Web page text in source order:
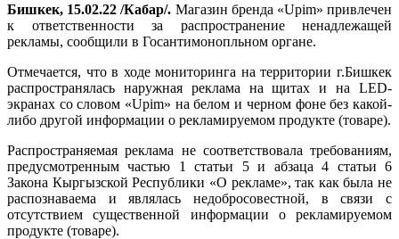
Бишкек, 15.02.22 /Кабар/. Магазин бренда «Upim» привлечен
к ответственности за распространение ненадлежащей
рекламы, сообщили в Госантимонопльном органе.
Отмечается, что в ходе мониторинга на территории г.Бишкек
распространялась наружная реклама на щитах и на LED-
экранах со словом «Upim» на белом и черном фоне без какой-
либо другой информации о рекламируемом продукте (товаре).
Распространяемая реклама не соответствовала требованиям,
предусмотренным частью 1 статьи 5 и абзаца 4 статьи 6
Закона Кыргызской Республики «О рекламе», так как была не
распознаваема и являлась недобросовестной, в связи с
отсутствием существенной информации о рекламируемом
продукте (товаре).